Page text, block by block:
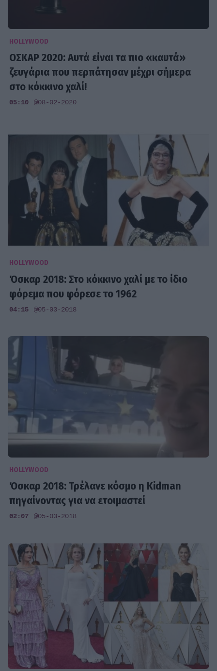
HOLLYWOOD
ΟΣΚΑΡ 2020: Αυτά είναι τα πιο «καυτά»
ζευγάρια που περπάτησαν μέχρι σήμερα
στο κόκκινο χαλί!
05:10 @08-02-2020
HOLLYWOOD
Όσκαρ 2018: Στο κόκκινο χαλί με το ίδιο
φόρεμα που φόρεσε το 1962
04:15 @05-03-2018
HOLLYWOOD
Όσκαρ 2018: Τρέλανε κόσμο η Kidman
πηγαίνοντας για να ετοιμαστεί
02:07 @05-03-2018